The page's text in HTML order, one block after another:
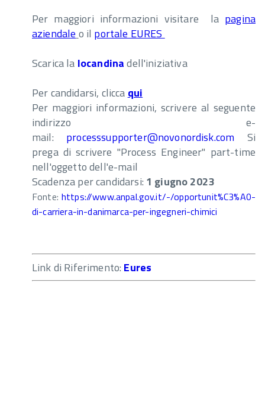
Per maggiori informazioni visitare la pagina
aziendale o il portale EURES
Scarica la locandinadell'iniziativa
Per candidarsi, clicca qui
Per maggiori informazioni, scrivere al seguente
indirizzo e-
mail: processsupporter@novonordisk.com Si
prega di scrivere "Process Engineer" part-time
nell'oggetto dell'e-mail
Scadenza per candidarsi: 1 giugno 2023
Fonte: https://www.anpal.gov.it/-/opportunit%C3%A0-
di-carriera-in-danimarca-per-ingegneri-chimici
Link di Riferimento: Eures